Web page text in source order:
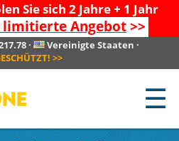
Sie sich 2 Jahre + 1 Jahr
limitierte Angebot>>
· Vereinigte Staaten ·
>>
☰